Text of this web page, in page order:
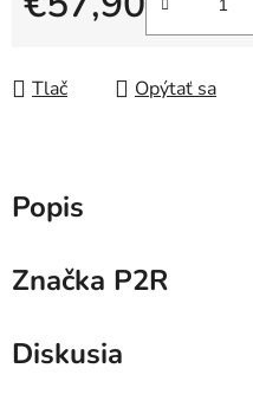
Jednotková cena:
Tlač Opýtať sa
Popis
Značka P2R
Diskusia